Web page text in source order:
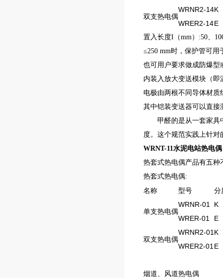
双支热电偶
WRNR2-14K
WRER2-14E
置入长度I（mm）:50、
≤250 mm时，保护管可用
也可用户要求做成防爆型
内装入放大变送模块（即
电极由两根不同导体材
其中铠装变送器可以直接
甲醛的是从一套家具中
度。这个规范实践上针
WRNT-11水泥电站热电偶
热套式热电偶产品有五种
热套式热电偶:
名称 型号 分
单支热电偶
WRNR-01
K
WRER-01
E
双支热电偶
WRNR2-01 K
WRER2-01 E
烟道、风道热电偶